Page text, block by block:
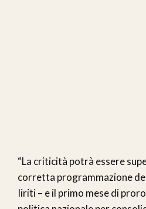
“La criticità potrà essere
corretta programmazione
Iiriti – e il primo mese di